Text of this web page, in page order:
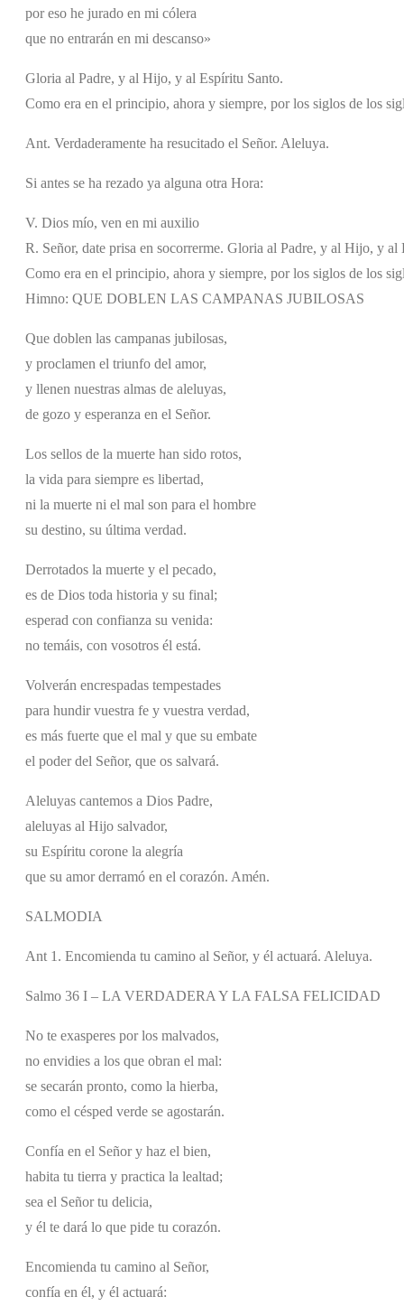
por eso he jurado en mi cólera
que no entrarán en mi descanso»
Gloria al Padre, y al Hijo, y al Espíritu Santo.
Como era en el principio, ahora y siempre, por los siglos de los
Ant. Verdaderamente ha resucitado el Señor. Aleluya.
Si antes se ha rezado ya alguna otra Hora:
V. Dios mío, ven en mi auxilio
R. Señor, date prisa en socorrerme. Gloria al Padre, y al Hijo, y al
Como era en el principio, ahora y siempre, por los siglos de los
Himno: QUE DOBLEN LAS CAMPANAS JUBILOSAS
Que doblen las campanas jubilosas,
y proclamen el triunfo del amor,
y llenen nuestras almas de aleluyas,
de gozo y esperanza en el Señor.
Los sellos de la muerte han sido rotos,
la vida para siempre es libertad,
ni la muerte ni el mal son para el hombre
su destino, su última verdad.
Derrotados la muerte y el pecado,
es de Dios toda historia y su final;
esperad con confianza su venida:
no temáis, con vosotros él está.
Volverán encrespadas tempestades
para hundir vuestra fe y vuestra verdad,
es más fuerte que el mal y que su embate
el poder del Señor, que os salvará.
Aleluyas cantemos a Dios Padre,
aleluyas al Hijo salvador,
su Espíritu corone la alegría
que su amor derramó en el corazón. Amén.
SALMODIA
Ant 1. Encomienda tu camino al Señor, y él actuará. Aleluya.
Salmo 36 I – LA VERDADERA Y LA FALSA FELICIDAD
No te exasperes por los malvados,
no envidies a los que obran el mal:
se secarán pronto, como la hierba,
como el césped verde se agostarán.
Confía en el Señor y haz el bien,
habita tu tierra y practica la lealtad;
sea el Señor tu delicia,
y él te dará lo que pide tu corazón.
Encomienda tu camino al Señor,
confía en él, y él actuará: